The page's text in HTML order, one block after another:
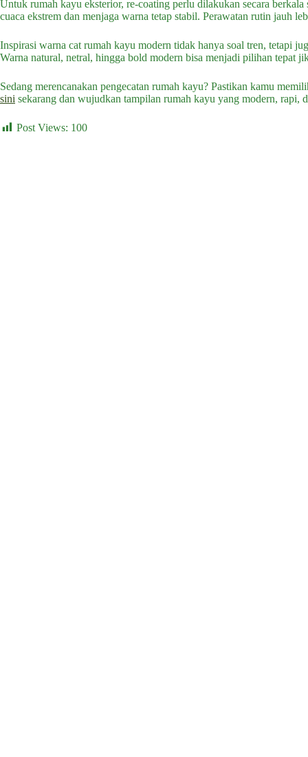
Untuk rumah kayu eksterior, re-coating perlu dilakukan secara
cuaca ekstrem dan menjaga warna tetap stabil. Perawatan rutin jauh
Inspirasi warna cat rumah kayu modern tidak hanya soal tren, tetapi
Warna natural, netral, hingga bold modern bisa menjadi pilihan tepat
Sedang merencanakan pengecatan rumah kayu? Pastikan kamu
sini sekarang dan wujudkan tampilan rumah kayu yang modern, rapi,
Post Views: 100